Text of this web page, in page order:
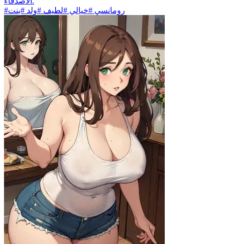
#رومانسي #خيالي #لطيف #ولد #بنت